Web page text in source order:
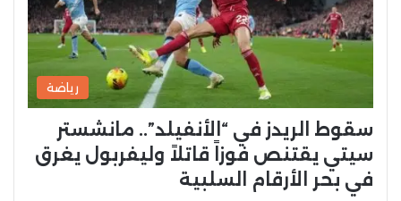
رياضة
سقوط الريدز في “الأنفيلد”.. مانشستر
سيتي يقتنص فوزاً قاتلاً وليفربول يغرق
في بحر الأرقام السلبية